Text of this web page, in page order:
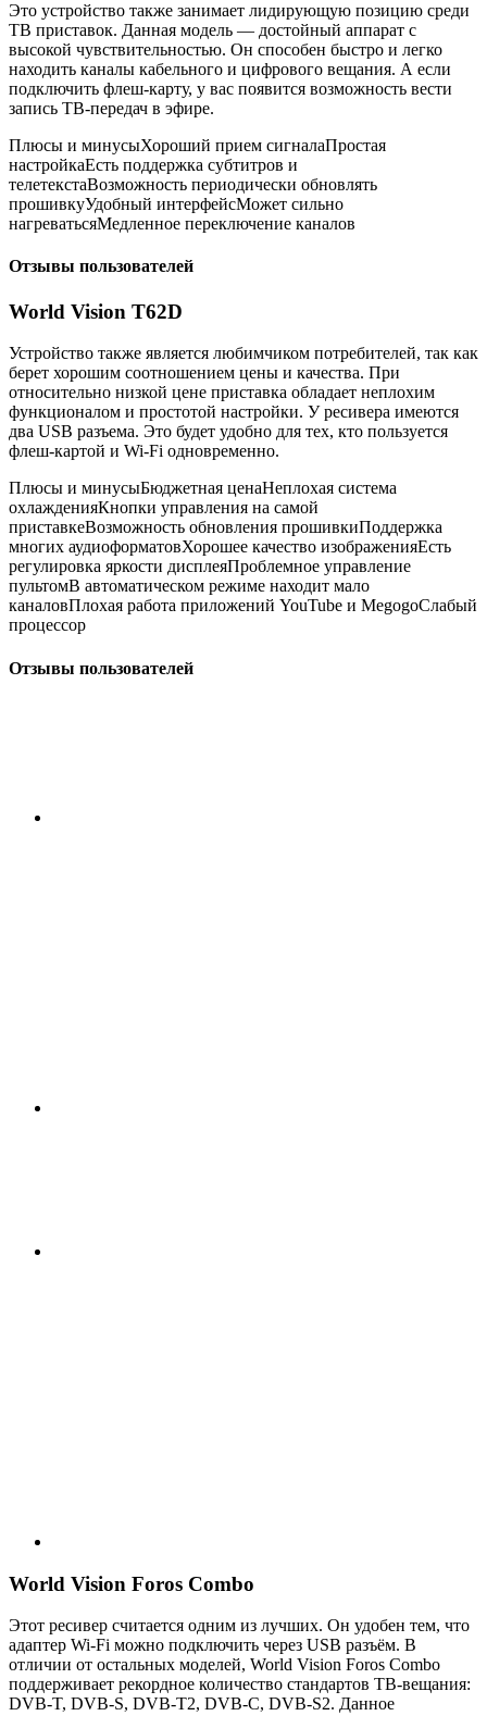
Это устройство также занимает лидирующую позицию среди
ТВ приставок. Данная модель — достойный аппарат с
высокой чувствительностью. Он способен быстро и легко
находить каналы кабельного и цифрового вещания. А если
подключить флеш-карту, у вас появится возможность вести
запись ТВ-передач в эфире.
Плюсы и минусыХороший прием сигналаПростая
настройкаЕсть поддержка субтитров и
телетекстаВозможность периодически обновлять
прошивкуУдобный интерфейсМожет сильно
нагреватьсяМедленное переключение каналов
Отзывы пользователей
World Vision T62D
Устройство также является любимчиком потребителей, так как
берет хорошим соотношением цены и качества. При
относительно низкой цене приставка обладает неплохим
функционалом и простотой настройки. У ресивера имеются
два USB разъема. Это будет удобно для тех, кто пользуется
флеш-картой и Wi-Fi одновременно.
Плюсы и минусыБюджетная ценаНеплохая система
охлажденияКнопки управления на самой
приставкеВозможность обновления прошивкиПоддержка
многих аудиоформатовХорошее качество изображенияЕсть
регулировка яркости дисплеяПроблемное управление
пультомВ автоматическом режиме находит мало
каналовПлохая работа приложений YouTube и MegogoСлабый
процессор
Отзывы пользователей
World Vision Foros Combo
Этот ресивер считается одним из лучших. Он удобен тем, что
адаптер Wi-Fi можно подключить через USB разъём. В
отличии от остальных моделей, World Vision Foros Combo
поддерживает рекордное количество стандартов ТВ-вещания:
DVB-T, DVB-S, DVB-T2, DVB-C, DVB-S2. Данное